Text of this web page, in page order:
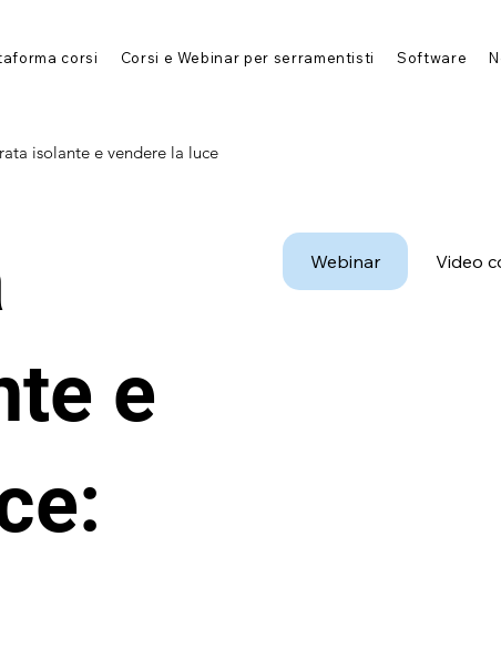
corsi Corsi e Webinar per serramentisti Software
isolante e vendere la luce
e
Webinar Video